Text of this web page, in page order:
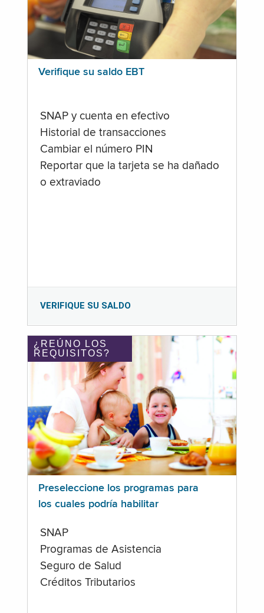
Verifique su saldo EBT
SNAP y cuenta en efectivo
Historial de transacciones
Cambiar el número PIN
Reportar que la tarjeta se ha dañado
o extraviado
VERIFIQUE SU SALDO
¿REÚNO LOS
REQUISITOS?
Preseleccione los programas para
los cuales podría habilitar
SNAP
Programas de Asistencia
Seguro de Salud
Créditos Tributarios